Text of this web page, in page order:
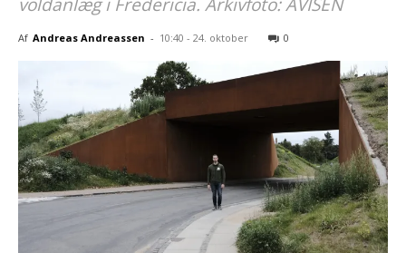
Af Andreas Andreassen - 10:40 - 24. oktober 0